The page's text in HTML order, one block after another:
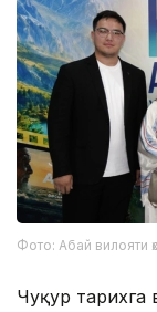
Фото: Абай вилояти
Чуқур тарихга